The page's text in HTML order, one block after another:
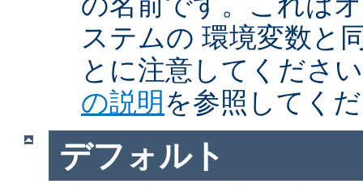
ステムの 環境変数と
とに注意してくださ
の説明 を参照してく
デフォルト